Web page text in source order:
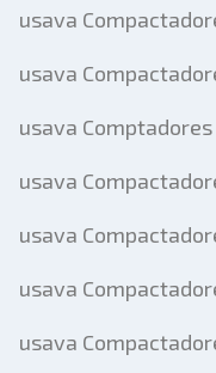
usava
usava
usava
usava
usava
usava
usava